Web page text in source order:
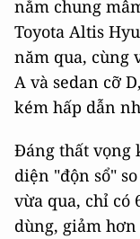
nằm chung
Toyota Altis
năm qua, cùng
A và sedan cỡ
kém hấp dẫn
Đáng thất vọng
diện "độn sổ"
vừa qua, chỉ có
dùng, giảm